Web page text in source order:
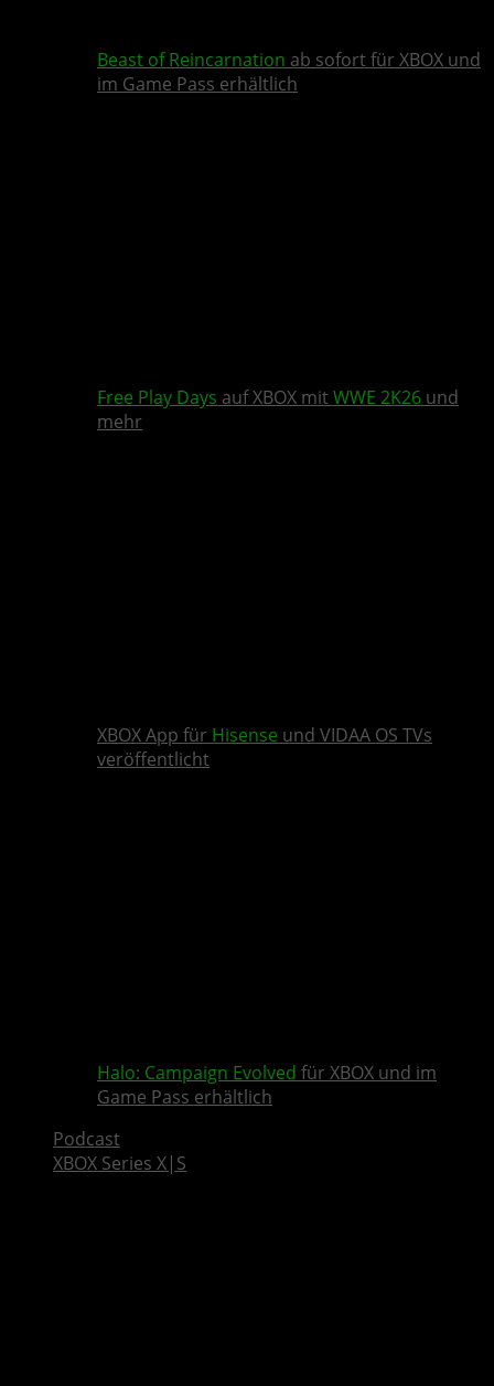
Beast of Reincarnation ab sofort für XBOX und
im Game Pass erhältlich
Free Play Days auf XBOX mit WWE 2K26 und
mehr
XBOX App für Hisense und VIDAA OS TVs
veröffentlicht
Halo: Campaign Evolved für XBOX und im
Game Pass erhältlich
Podcast
XBOX Series X|S